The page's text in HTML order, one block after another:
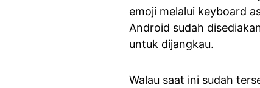
emoji melalui keyboard
Android sudah
untuk dijangkau.
Walau saat ini sudah